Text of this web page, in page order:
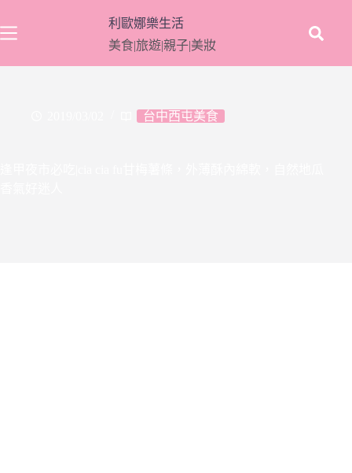
至
要
利歐娜樂生活
美食|旅遊|親子|美妝
台中西屯美食